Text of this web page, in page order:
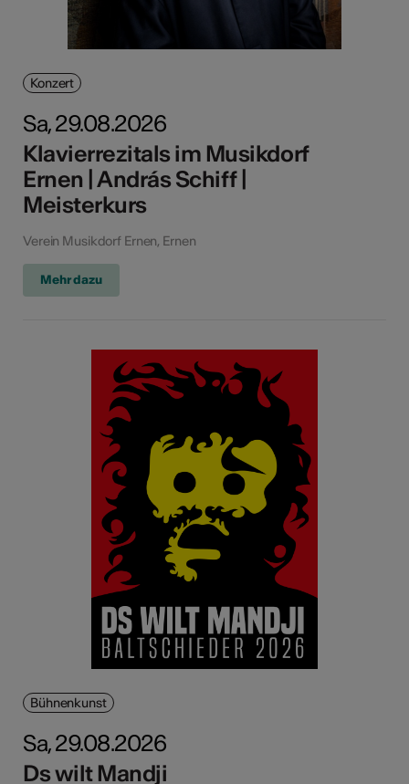
Konzert
Sa, 29.08.2026
Klavierrezitals im Musikdorf
Ernen | András Schiff |
Meisterkurs
Verein Musikdorf Ernen, Ernen
Mehr dazu
Bühnenkunst
Sa, 29.08.2026
Ds wilt Mandji